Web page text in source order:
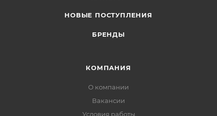
НОВЫЕ ПОСТУПЛЕНИЯ
БРЕНДЫ
КОМПАНИЯ
О компании
Вакансии
Условия работы